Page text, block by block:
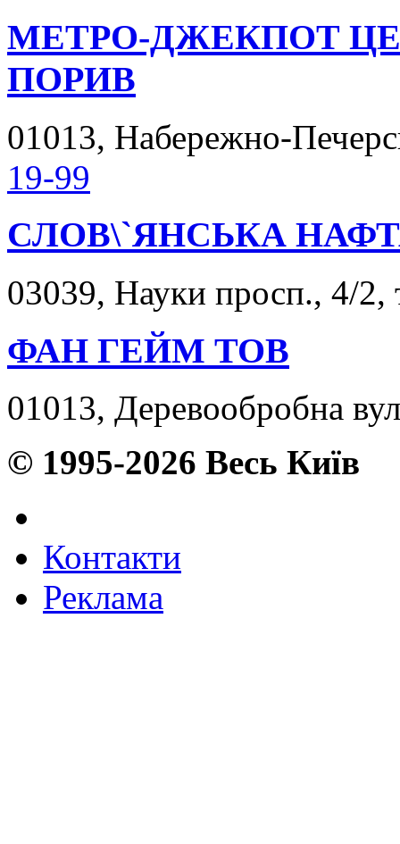
МЕТРО-ДЖЕКПОТ
ПОРИВ
01013, Набережно-
19-99
СЛОВ\`ЯНСЬКА
03039, Науки просп., 4/2,
ФАН ГЕЙМ ТОВ
01013, Деревообробна
© 1995-2026 Весь Київ
Контакти
Реклама